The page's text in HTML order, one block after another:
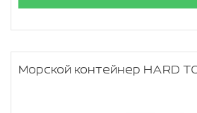
Морской контейнер HARD